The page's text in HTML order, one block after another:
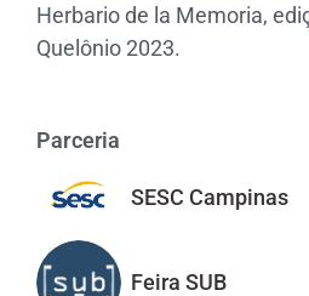
Herbario de la Memoria,
Quelônio 2023.
Parceria
SESC Campinas
Feira SUB